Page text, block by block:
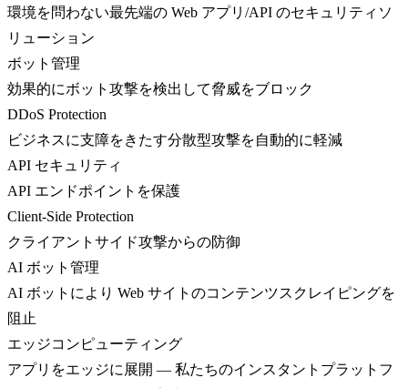
環境を問わない最先端の Web アプリ/API のセキュリティソ
リューション
ボット管理
効果的にボット攻撃を検出して脅威をブロック
DDoS Protection
ビジネスに支障をきたす分散型攻撃を自動的に軽減
API セキュリティ
API エンドポイントを保護
Client-Side Protection
クライアントサイド攻撃からの防御
AI ボット管理
AI ボットにより Web サイトのコンテンツスクレイピングを
阻止
エッジコンピューティング
アプリをエッジに展開 — 私たちのインスタントプラットフ